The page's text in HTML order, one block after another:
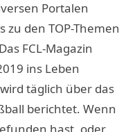
Portalen
zu den TOP-Themen
FCL-Magazin
ins Leben
täglich über das
berichtet. Wenn